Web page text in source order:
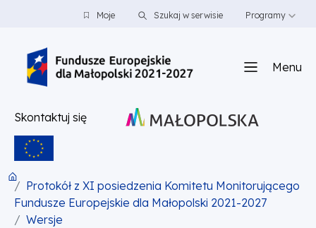
PRZEJDŹ DO TREŚCI
PRZEJDŹ DO MENUMoje Szukaj w serwisie Programy
Menu
Skontaktuj się
Protokół z XI posiedzenia Komitetu Monitorującego
Fundusze Europejskie dla Małopolski 2021-2027
Wersje